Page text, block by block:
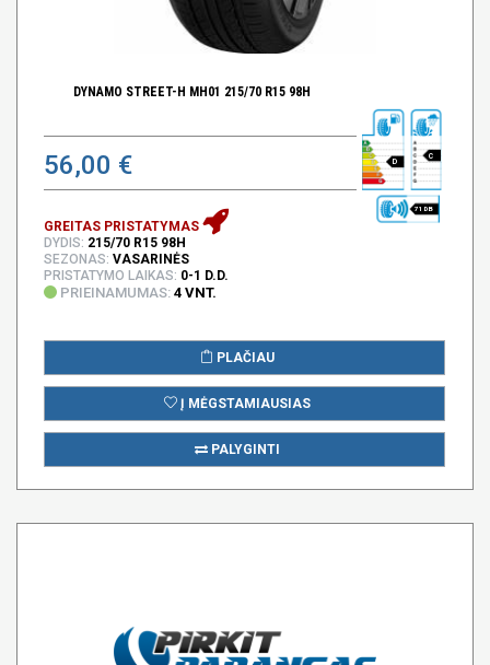
DYNAMO STREET-H MH01 215/70 R15 98H
56,00 € D
C
71 DB
GREITAS PRISTATYMAS
DYDIS: 215/70 R15 98H
SEZONAS: VASARINĖS
PRISTATYMO LAIKAS: 0-1 D.D.
PRIEINAMUMAS: 4 VNT.
PLAČIAU
Į MĖGSTAMIAUSIAS
PALYGINTI